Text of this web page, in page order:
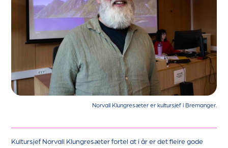
Norvall Klungresæter er kultursjef i Bremanger.
Kultursjef Norvall Klungresæter fortel at i år er det fleire gode